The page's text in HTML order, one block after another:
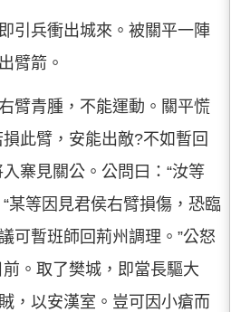
引兵衝出城來。被關平一陣
臂箭。
臂青腫，不能運動。關平慌
此臂，安能出敵?不如暫回
寨見關公。公問曰：“汝等
某等因見君侯右臂損傷，恐臨
可暫班師回荊州調理。”公怒
。取了樊城，即當長驅大
，以安漢室。豈可因小瘡而